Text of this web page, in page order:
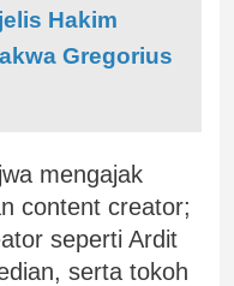
Hakim
Gregorius
mengajak
content creator;
seperti Ardit
serta tokoh